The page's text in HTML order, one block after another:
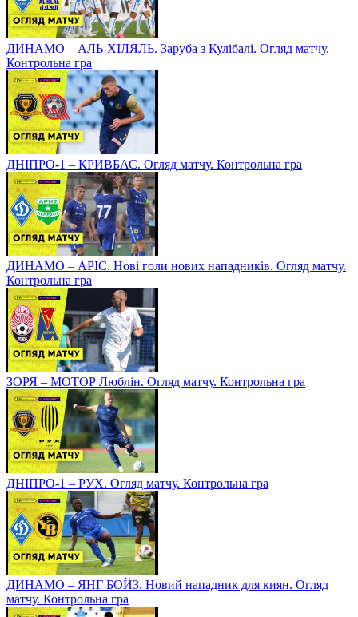
ДИНАМО – АЛЬ-ХІЛЯЛЬ. Заруба з Кулібалі. Огляд матчу.
Контрольна гра
ДНІПРО-1 – КРИВБАС. Огляд матчу. Контрольна гра
ДИНАМО – АРІС. Нові голи нових нападників. Огляд матчу.
Контрольна гра
ЗОРЯ – МОТОР Люблін. Огляд матчу. Контрольна гра
ДНІПРО-1 – РУХ. Огляд матчу. Контрольна гра
ДИНАМО – ЯНГ БОЙЗ. Новий нападник для киян. Огляд
матчу. Контрольна гра